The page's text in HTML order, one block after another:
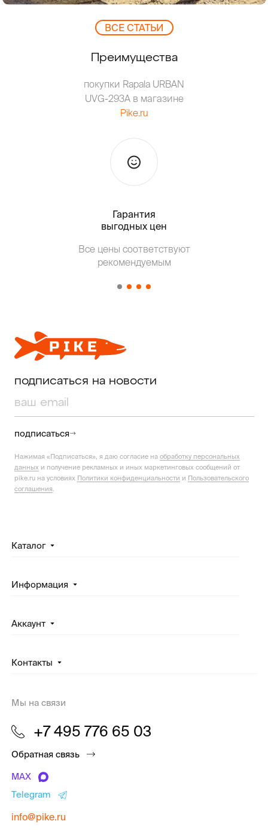
ВCЕ СТАТЬИ
Преимущества
покупки Rapala URBAN
UVG-293A в магазине
Pike.ru
Гарантия
выгодных цен
Все цены соответствуют
рекомендуемым
подписаться на новости
подписаться
Нажимая «Подписаться», я даю согласие на обработку персональных
данных и получение рекламных и иных маркетинговых сообщений от
pike.ru на условиях Политики конфиденциальности и Пользовательского
соглашения
Каталог
Информация
Аккаунт
Контакты
Мы на связи
+7 495 776 65 03
Обратная связь
MAX
Telegram
info@pike.ru